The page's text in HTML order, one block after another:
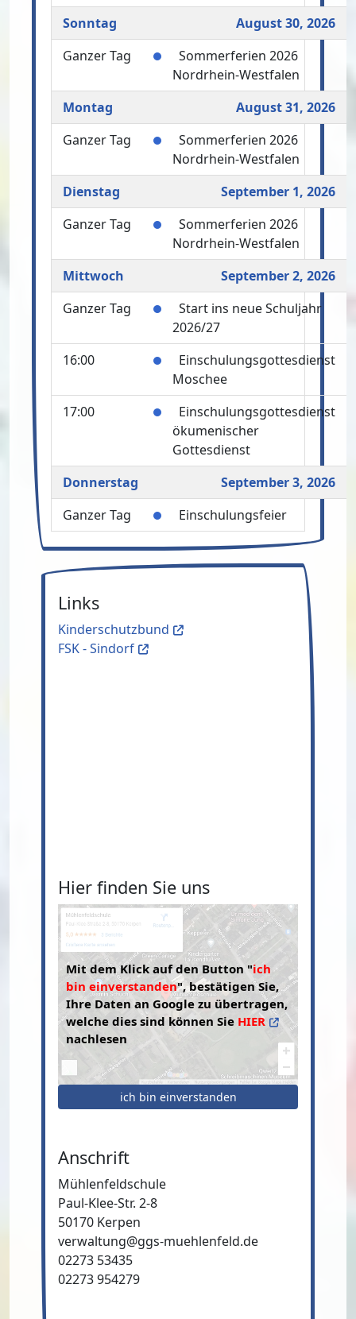
Sonntag
August 30, 2026
Ganzer Tag
Sommerferien 2026
Nordrhein-Westfalen
Montag
August 31, 2026
Ganzer Tag
Sommerferien 2026
Nordrhein-Westfalen
Dienstag
September 1, 2026
Ganzer Tag
Sommerferien 2026
Nordrhein-Westfalen
Mittwoch
September 2, 2026
Ganzer Tag
Start ins neue Schuljahr
2026/27
16:00
Einschulungsgottesdienst
Moschee
17:00
Einschulungsgottesdienst
ökumenischer
Gottesdienst
Donnerstag
September 3, 2026
Ganzer Tag
Einschulungsfeier
Links
Kinderschutzbund
FSK - Sindorf
Hier finden Sie uns
Mit dem Klick auf den Button "ich
bin einverstanden", bestätigen Sie,
Ihre Daten an Google zu übertragen,
welche dies sind können Sie HIER
nachlesen
ich bin einverstanden
Anschrift
Mühlenfeldschule
Paul-Klee-Str. 2-8
50170 Kerpen
verwaltung@ggs-muehlenfeld.de
02273 53435
02273 954279